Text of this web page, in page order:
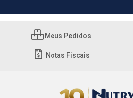
Meus Pedidos
Notas Fiscais